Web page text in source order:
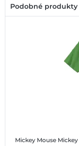
Podobné produkty
Mickey Mouse